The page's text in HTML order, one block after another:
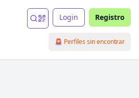
Login Registro
🚨 Perfiles sin encontrar